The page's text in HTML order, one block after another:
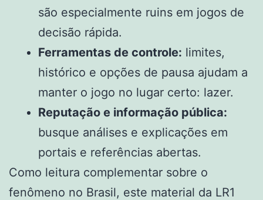
são especialmente ruins em jogos de
decisão rápida.
Ferramentas de controle: limites,
histórico e opções de pausa ajudam a
manter o jogo no lugar certo: lazer.
Reputação e informação pública:
busque análises e explicações em
portais e referências abertas.
Como leitura complementar sobre o
fenômeno no Brasil, este material da LR1